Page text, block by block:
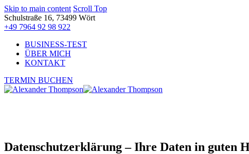
Skip to main content Scroll Top
Schulstraße 16, 73499 Wört
+49 7964 92 98 922
BUSINESS-TEST
ÜBER MICH
KONTAKT
TERMIN BUCHEN
Datenschutzerklärung – Ihre Daten in guten